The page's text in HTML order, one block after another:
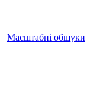
Масштабні обшуки